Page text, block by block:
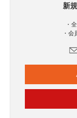
新
・
・